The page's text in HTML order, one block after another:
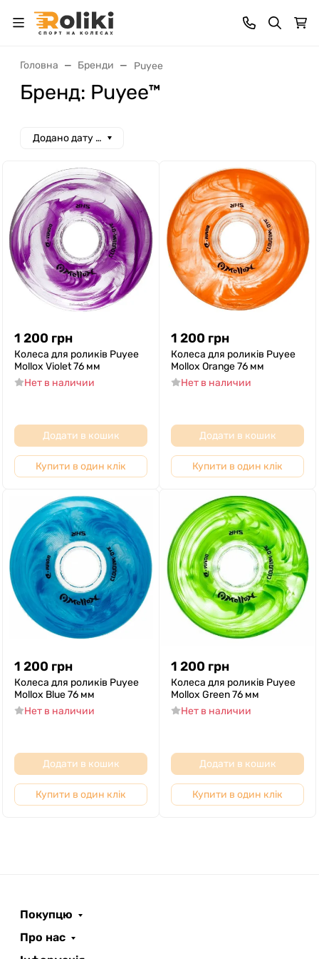
Головна Бренди Puyee
Бренд: Puyee™
Додано дату спад
1 200 грн
Колеса для роликів Puyee
Mollox Violet 76 мм
Нет в наличии
Додати в кошик
Купити в один клік
1 200 грн
Колеса для роликів Puyee
Mollox Orange 76 мм
Нет в наличии
Додати в кошик
Купити в один клік
1 200 грн
Колеса для роликів Puyee
Mollox Bluе 76 мм
Нет в наличии
Додати в кошик
Купити в один клік
1 200 грн
Колеса для роликів Puyee
Mollox Grеen 76 мм
Нет в наличии
Додати в кошик
Купити в один клік
Покупцю
Про нас